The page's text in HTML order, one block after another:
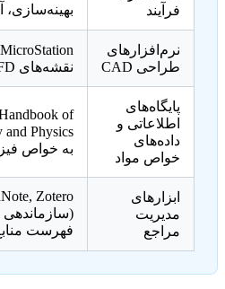
فرآیند
نرم‌افزارهای
طراحی CAD
نقشه‌های PFD و P&ID)
پایگاه‌های
اطلاعاتی و
داده‌های
خواص مواد
of
به خواص
ابزارهای
مدیریت
مراجع
Zotero
(سازماندهی
فهرست